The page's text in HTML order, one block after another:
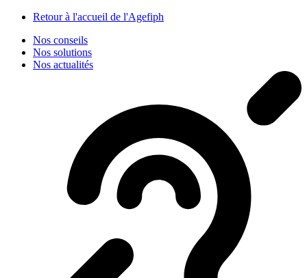
Retour à l'accueil de l'Agefiph
Nos conseils
Nos solutions
Nos actualités